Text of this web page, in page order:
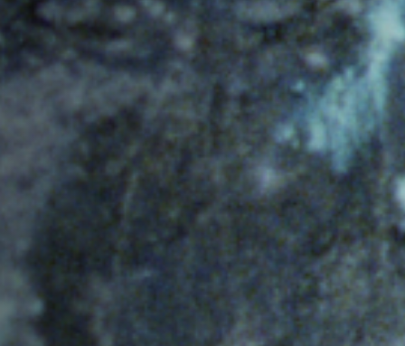
Presse / Pro
EN FR
Einreichungen
Herunterladen